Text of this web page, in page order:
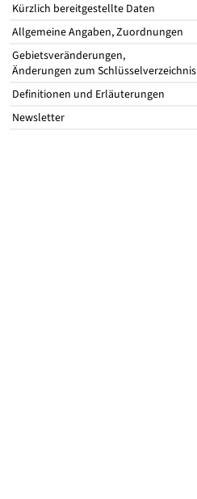
Kürzlich bereitgestellte Daten
Allgemeine Angaben, Zuordnungen
Gebietsveränderungen,
Änderungen zum Schlüsselverzeichnis
Definitionen und Erläuterungen
Newsletter